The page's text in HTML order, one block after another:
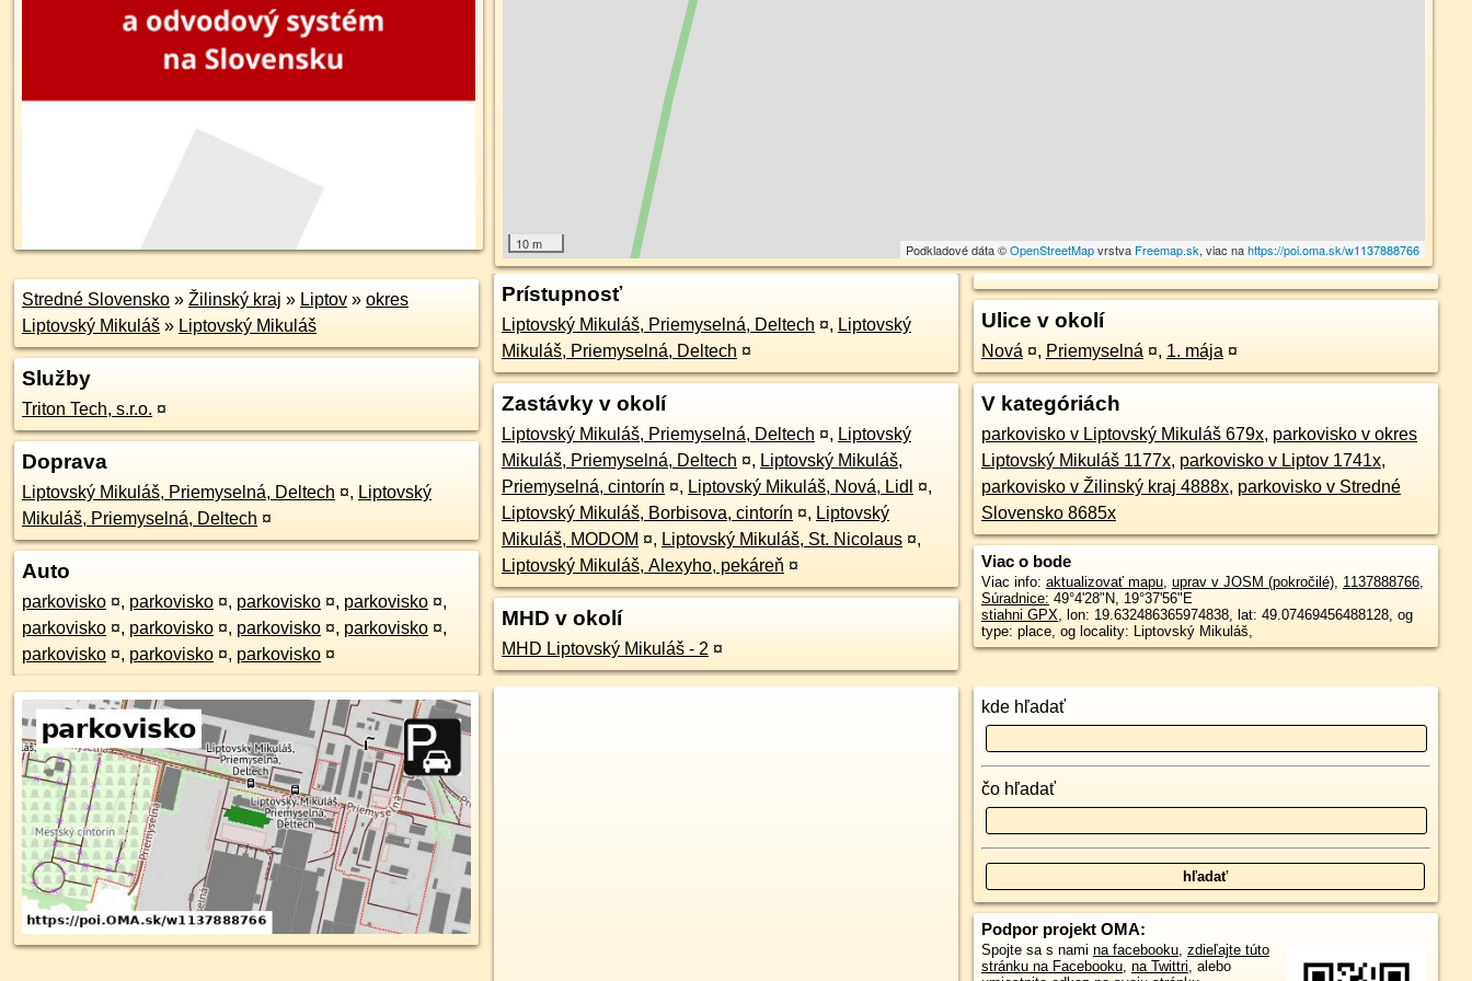
10 m Podkladové dáta ©OpenStreetMapvrstva Freemap.sk, viac nahttps://poi.oma.sk/w1137888766
Stredné Slovensko » Žilinský kraj » Liptov » okres
Liptovský Mikuláš » Liptovský Mikuláš
Služby
Triton Tech, s.r.o. ¤
Doprava
Liptovský Mikuláš, Priemyselná, Deltech ¤, Liptovský
Mikuláš, Priemyselná, Deltech ¤
Auto
parkovisko ¤, parkovisko ¤, parkovisko ¤, parkovisko ¤,
parkovisko ¤, parkovisko ¤, parkovisko ¤, parkovisko ¤,
parkovisko ¤, parkovisko ¤, parkovisko ¤
Prístupnosť
Liptovský Mikuláš, Priemyselná, Deltech ¤, Liptovský
Mikuláš, Priemyselná, Deltech ¤
Zastávky v okolí
Liptovský Mikuláš, Priemyselná, Deltech ¤, Liptovský
Mikuláš, Priemyselná, Deltech ¤, Liptovský Mikuláš,
Priemyselná, cintorín ¤, Liptovský Mikuláš, Nová, Lidl ¤,
Liptovský Mikuláš, Borbisova, cintorín ¤, Liptovský
Mikuláš, MODOM ¤, Liptovský Mikuláš, St. Nicolaus ¤,
Liptovský Mikuláš, Alexyho, pekáreň ¤
MHD v okolí
MHD Liptovský Mikuláš - 2 ¤
Ulice v okolí
Nová ¤, Priemyselná ¤, 1. mája ¤
V kategóriách
parkovisko v Liptovský Mikuláš 679x, parkovisko v okres
Liptovský Mikuláš 1177x, parkovisko v Liptov 1741x,
parkovisko v Žilinský kraj 4888x, parkovisko v Stredné
Slovensko 8685x
Viac o bode
Viac info: aktualizovať mapu, uprav v JOSM (pokročilé), 1137888766,
Súradnice: 49°4'28"N, 19°37'56"E
stiahni GPX, lon: 19.632486365974838, lat: 49.07469456488128, og
type: place, og locality: Liptovský Mikuláš,
kde hľadať
čo hľadať
Podpor projekt OMA:
Spojte sa s nami na facebooku, zdieľajte túto
stránku na Facebooku, na Twittri, alebo